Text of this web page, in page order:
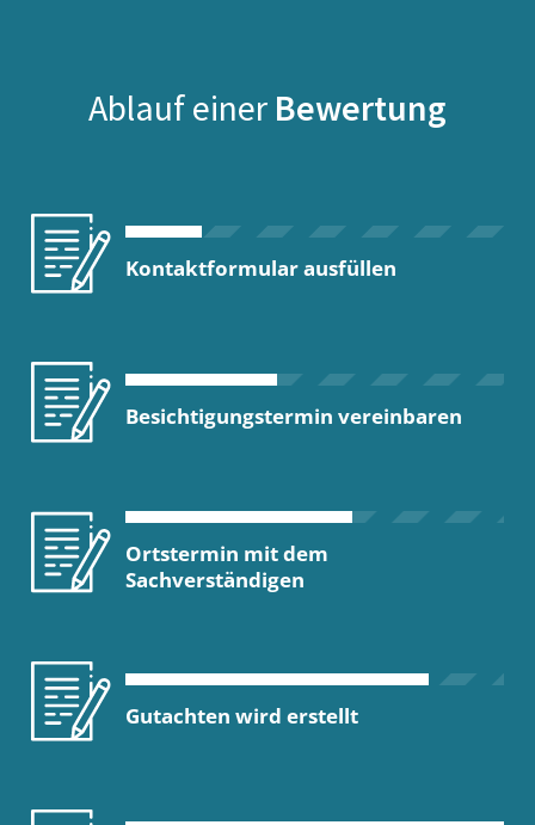
Ablauf einer Bewertung
Kontaktformular ausfüllen
Besichtigungstermin vereinbaren
Ortstermin mit dem
Sachverständigen
Gutachten wird erstellt